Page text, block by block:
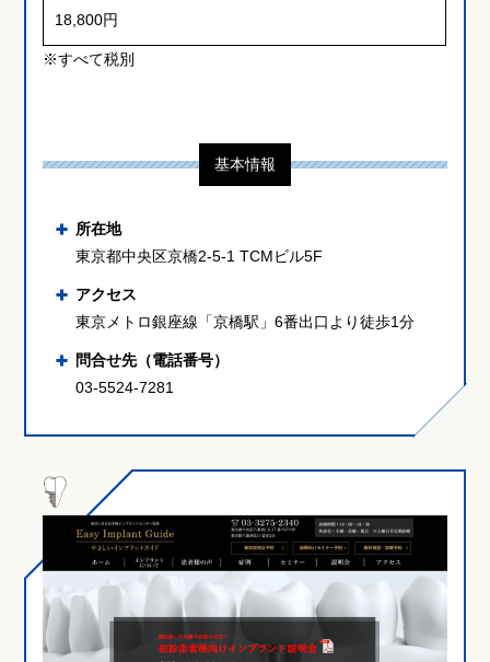
18,800円
※すべて税別
基本情報
所在地
東京都中央区京橋2-5-1 TCMビル5F
アクセス
東京メトロ銀座線「京橋駅」6番出口より徒歩1分
問合せ先（電話番号）
03-5524-7281